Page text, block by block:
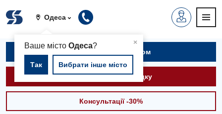
Одеса
×
Ваше містоОдеса?
Так Вибрати інше місто
Записатися на прийом
Викликати швидку
Консультації -30%